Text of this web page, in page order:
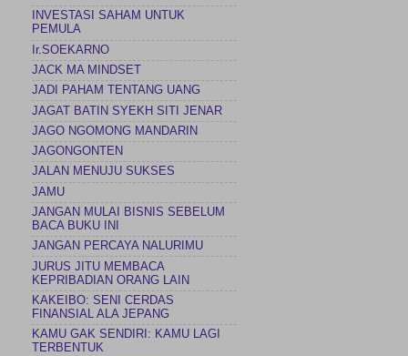
INVESTASI SAHAM UNTUK
PEMULA
Ir.SOEKARNO
JACK MA MINDSET
JADI PAHAM TENTANG UANG
JAGAT BATIN SYEKH SITI JENAR
JAGO NGOMONG MANDARIN
JAGONGONTEN
JALAN MENUJU SUKSES
JAMU
JANGAN MULAI BISNIS SEBELUM
BACA BUKU INI
JANGAN PERCAYA NALURIMU
JURUS JITU MEMBACA
KEPRIBADIAN ORANG LAIN
KAKEIBO: SENI CERDAS
FINANSIAL ALA JEPANG
KAMU GAK SENDIRI: KAMU LAGI
TERBENTUK